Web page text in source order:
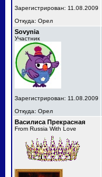
Зарегистрирован: 11.08.2009
Откуда: Орел
Sovynia
Участник
Зарегистрирован: 11.08.2009
Откуда: Орел
Василиса Прекрасная
From Russia With Love